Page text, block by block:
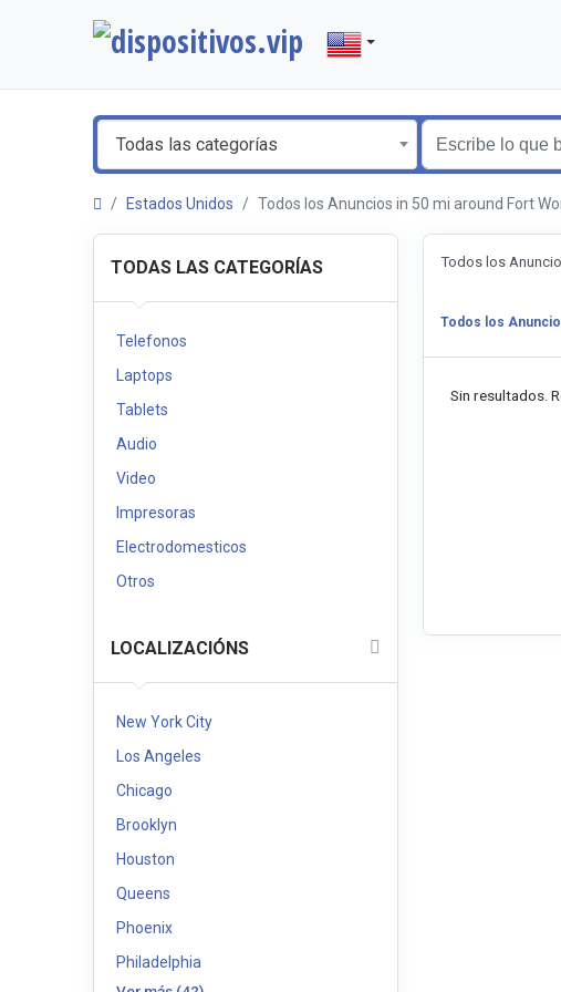
Todas las categorías
Estados Unidos Todos los Anuncios in 50 mi around Fort
TODAS LAS CATEGORÍAS
Telefonos
Laptops
Tablets
Audio
Video
Impresoras
Electrodomesticos
Otros
LOCALIZACIÓNS
New York City
Los Angeles
Chicago
Brooklyn
Houston
Queens
Phoenix
Philadelphia
Todos los
Todos los
Sin resultados.